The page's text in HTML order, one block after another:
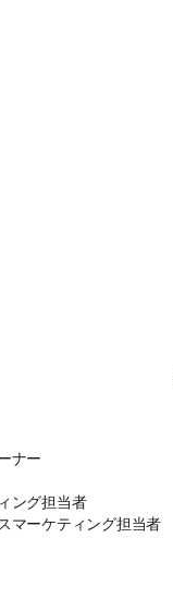
ナー
ング担当者
マーケティング担当者